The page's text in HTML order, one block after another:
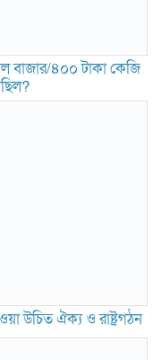
বাজার/৪০০ টাকা কেজি
উচিত ঐক্য ও রাষ্ট্রগঠন